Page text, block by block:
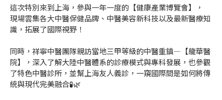
這次特別來到上海，參與一年一度的【健康產業博覽會】，
現場雲集各大中醫保健品牌、中醫美容新科技以及最新醫療知
識，拓展了國際視野！
同時，祥寧中醫團隊親訪當地三甲等級的中醫重鎮—【龍華醫
院】，深入了解大陸中醫體系的診療模式與專科發展，也參觀
了特色中醫診所，並幫上海友人義診，一窺國際間是如何將傳
統與現代完美融合🧪🌿